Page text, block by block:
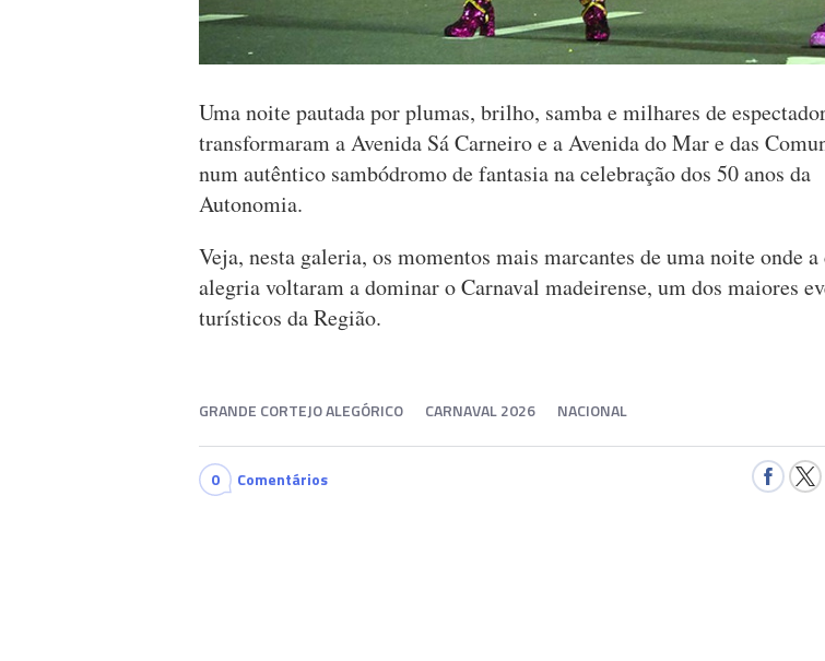
Uma noite pautada por plumas, brilho, samba e milhares de
transformaram a Avenida Sá Carneiro e a Avenida do Mar e das
num autêntico sambódromo de fantasia na celebração dos 50 anos da
Autonomia.
Veja, nesta galeria, os momentos mais marcantes de uma noite onde a
alegria voltaram a dominar o Carnaval madeirense, um dos maiores
turísticos da Região.
GRANDE CORTEJO ALEGÓRICO CARNAVAL 2026 NACIONAL
0 Comentários